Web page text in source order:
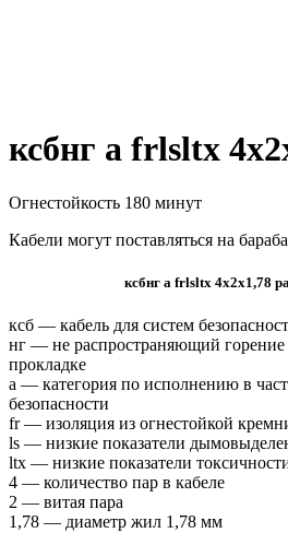
ксбнг а frlsltx
Огнестойкость 180 минут
Кабели могут поставляться на
ксбнг а frlsltx 4х2х1,78
ксб — кабель для систем
нг — не распространяющий
прокладке
а — категория по исполнению в
безопасности
fr — изоляция из огнестойкой
ls — низкие показатели
ltx — низкие показатели
4 — количество пар в кабеле
2 — витая пара
1,78 — диаметр жил 1,78 мм